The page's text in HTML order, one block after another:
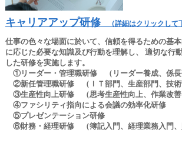
キャリアアップ研修（詳細はクリックして
仕事の色々な場面に於いて、信頼を得るための基
に応じた必要な知識及び行動を理解し、 適切な行
した研修を実施します。
①リーダー・管理職研修 （リーダー養成、係長
②新任管理職研修 （ＩＴ部門、生産部門、技術
③生産性向上研修 （思考生産性向上、作業改善
④ファシリティ指向による会議の効率化研修
⑤プレゼンテーション研修
⑥財務・経理研修 （簿記入門、経理業務入門、